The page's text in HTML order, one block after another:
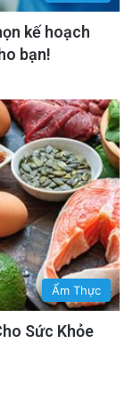
kế hoạch
bạn!
Ẩm Thực
Sức Khỏe